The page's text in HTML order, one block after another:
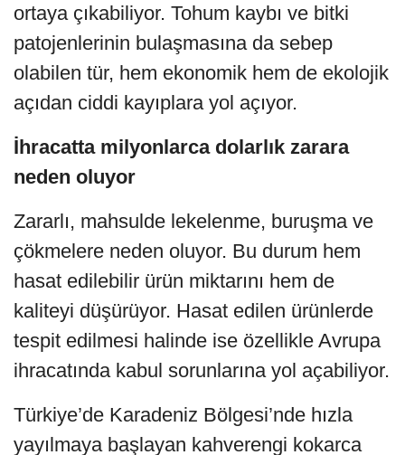
ortaya çıkabiliyor. Tohum kaybı ve bitki
patojenlerinin bulaşmasına da sebep
olabilen tür, hem ekonomik hem de ekolojik
açıdan ciddi kayıplara yol açıyor.
İhracatta milyonlarca dolarlık zarara
neden oluyor
Zararlı, mahsulde lekelenme, buruşma ve
çökmelere neden oluyor. Bu durum hem
hasat edilebilir ürün miktarını hem de
kaliteyi düşürüyor. Hasat edilen ürünlerde
tespit edilmesi halinde ise özellikle Avrupa
ihracatında kabul sorunlarına yol açabiliyor.
Türkiye’de Karadeniz Bölgesi’nde hızla
yayılmaya başlayan kahverengi kokarca